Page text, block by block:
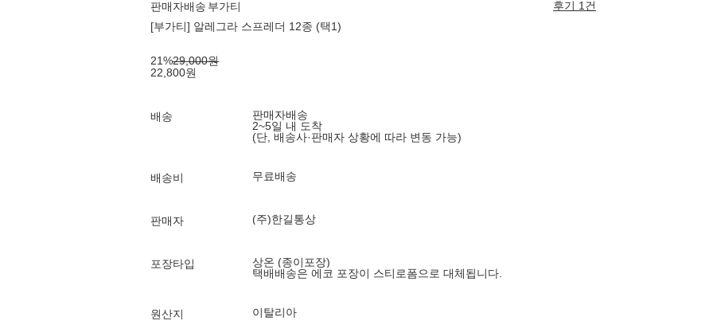
판매자배송 부가티
후기 1건
[부가티] 알레그라 스프레더 12종 (택1)
21%29,000원
22,800원
배송
판매자배송
2~5일 내 도착
(단, 배송사·판매자 상황에 따라 변동 가능)
배송비 무료배송
판매자 (주)한길통상
포장타입
상온 (종이포장)
택배배송은 에코 포장이 스티로폼으로 대체됩니다.
원산지 이탈리아